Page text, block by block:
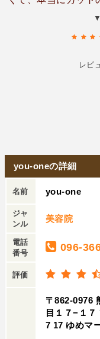
JSBの山下健二郎ク
レンジしてみようか
レビ
you-oneの詳細
名前 you-one
ジャ
ンル
美容院
電話
番号
096-
評価
〒862-0976
目１７−１
7 17 ゆめマ